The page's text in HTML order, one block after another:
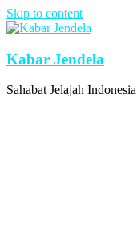
Skip to content
Kabar Jendela
Sahabat Jelajah Indonesia